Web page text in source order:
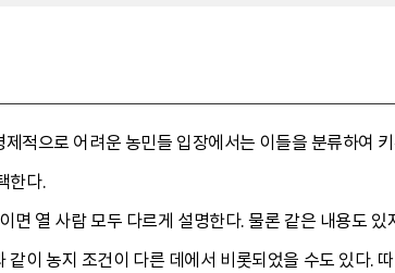
적으로 어려운 농민들 입장에서는 이들을 분류하여
한다.
면 열 사람 모두 다르게 설명한다. 물론 같은 내용도
이 농지 조건이 다른 데에서 비롯되었을 수도 있다.